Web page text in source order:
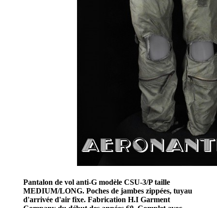
Pantalon de vol anti-G modèle CSU-3/P taille
MEDIUM/LONG. Poches de jambes zippées, tuyau
d'arrivée d'air fixe. Fabrication H.I Garment